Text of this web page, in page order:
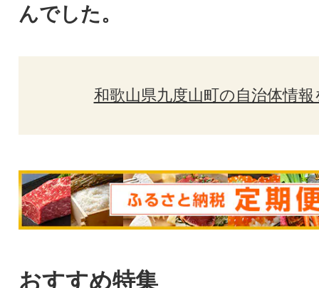
んでした。
和歌山県九度山町の自治体情報
おすすめ特集